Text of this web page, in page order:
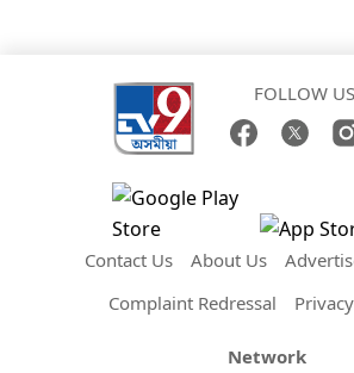
FOLLOW
Contact Us About Us
Complaint Redressal
Network